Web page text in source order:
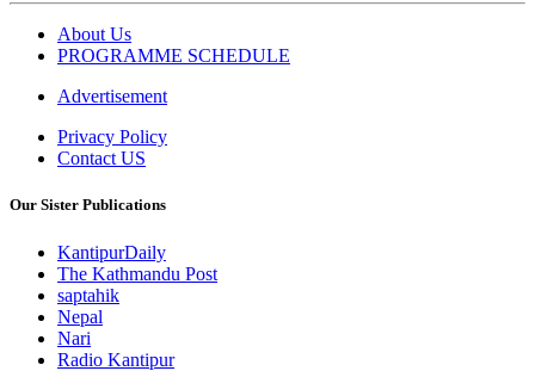
About Us
PROGRAMME SCHEDULE
Advertisement
Privacy Policy
Contact US
Our Sister Publications
KantipurDaily
The Kathmandu Post
saptahik
Nepal
Nari
Radio Kantipur